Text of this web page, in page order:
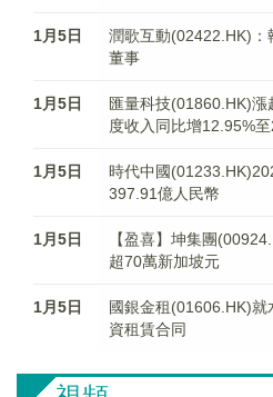
1月5日
潤歌互動(02422.HK)
董事
1月5日
匯量科技(01860.HK)
度收入同比增12.95%
1月5日
時代中國
397.91億人民幣
1月5日
【盈喜】坤集團
超70萬新加坡元
1月5日
國銀金租(01606.HK)
資租賃合同